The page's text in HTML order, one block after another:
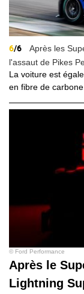
6/6
Après les
l'assaut de Pikes
La voiture est
en fibre de
© Ford Performance
Après le
Lightning